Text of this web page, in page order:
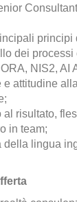
principi
dei processi
NIS2, AI
e attitudine
al risultato,
in team;
della lingua